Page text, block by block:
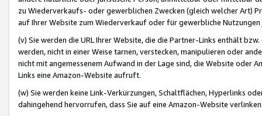
zu Wiederverkaufs- oder gewerblichen Zwecken (gleich welcher Art)
auf Ihrer Website zum Wiederverkauf oder für gewerbliche
(v) Sie werden die URL Ihrer Website, die die Partner-Links enthält
werden, nicht in einer Weise tarnen, verstecken, manipulieren oder
nicht mit angemessenem Aufwand in der Lage sind, die Website oder
Links eine Amazon-Website aufruft.
(w) Sie werden keine Link-Verkürzungen, Schaltflächen, Hyperlinks
dahingehend hervorrufen, dass Sie auf eine Amazon-Website